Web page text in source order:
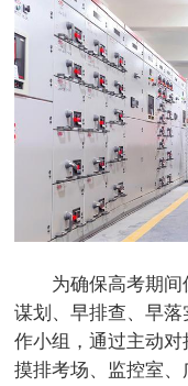
为确保高考期
谋划、早排查、早
作小组，通过主动
摸排考场、监控室、